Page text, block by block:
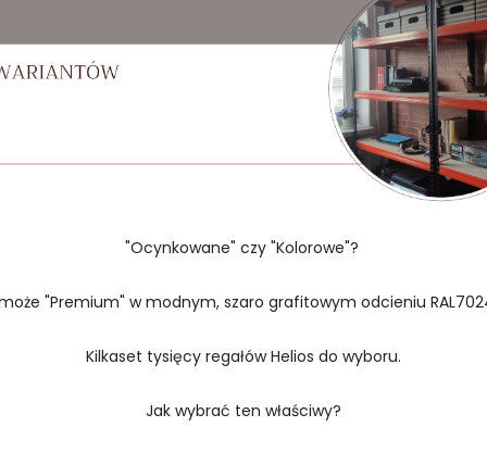
"Ocynkowane" czy "Kolorowe"?
"Premium" w modnym, szaro grafitowym odcieniu
Kilkaset tysięcy regałów Helios do wyboru.
Jak wybrać ten właściwy?